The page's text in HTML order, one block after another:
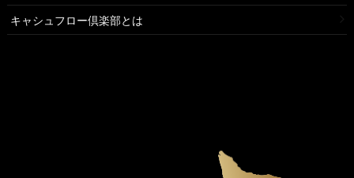
キャシュフロー倶楽部とは